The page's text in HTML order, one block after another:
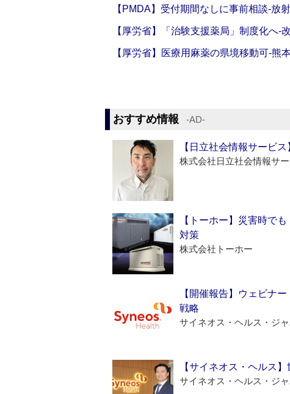
【PMDA】受付期間なしに事前相談‐放
【厚労省】「治験支援薬局」制度化へ‐
【厚労省】医療用麻薬の県境移動可‐熊
おすすめ情報 ‐AD‐
【日立社会情報サービ
株式会社日立社会情報サ
【トーホー】災害時で
対策
株式会社トーホー
【開催報告】ウェビナ
戦略
サイネオス・ヘルス・ジ
【サイネオス・ヘルス
サイネオス・ヘルス・ジ